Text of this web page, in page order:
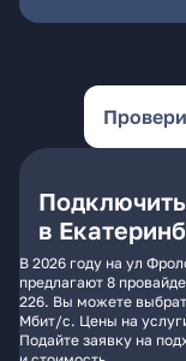
в
В 2026 году на ул
предлагают 8
226. Вы можете
Мбит/с. Цены на
Подайте заявку на